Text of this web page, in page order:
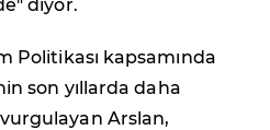
diyor.
Politikası kapsamında
son yıllarda daha
Arslan,